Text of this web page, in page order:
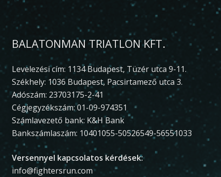
BALATONMAN TRIATLON KFT.
Levelezési cím: 1134 Budapest, Tüzér utca 9-11.
Székhely: 1036 Budapest, Pacsirtamező utca 3.
Adószám: 23703175-2-41
Cégjegyzékszám: 01-09-974351
Számlavezető bank: K&H Bank
Bankszámlaszám: 10401055-50526549-56551033
Versennyel kapcsolatos kérdések:
info@fightersrun.com